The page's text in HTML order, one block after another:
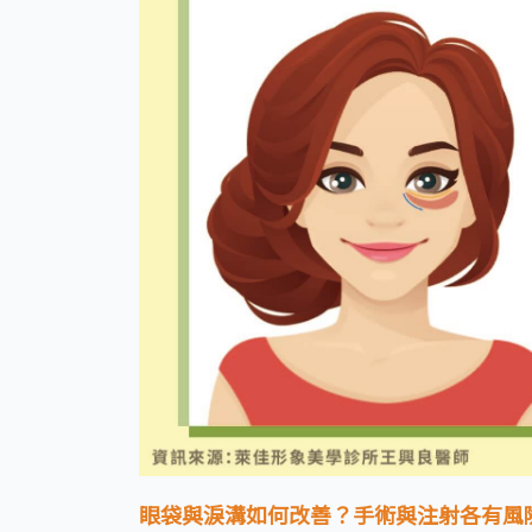
眼袋與淚溝如何改善？手術與注射各有風